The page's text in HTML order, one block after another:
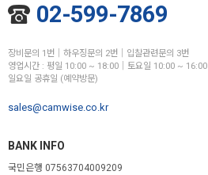
02-599-7869
장비문의 1번│하우징문의 2번│입찰관련문의 3번
영업시간 : 평일 10:00 ~ 18:00│토요일 10:00 ~ 16:00
일요일 공휴일 (예약방문)
sales@camwise.co.kr
BANK INFO
국민은행 07563704009209